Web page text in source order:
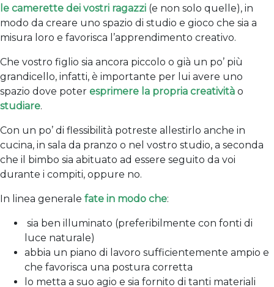
le camerette dei vostri ragazzi (e non solo quelle), in
modo da creare uno spazio di studio e gioco che sia a
misura loro e favorisca l’apprendimento creativo.
Che vostro figlio sia ancora piccolo o già un po’ più
grandicello, infatti, è importante per lui avere uno
spazio dove poter esprimere la propria creatività o
studiare.
Con un po’ di flessibilità potreste allestirlo anche in
cucina, in sala da pranzo o nel vostro studio, a seconda
che il bimbo sia abituato ad essere seguito da voi
durante i compiti, oppure no.
In linea generale fate in modo che:
sia ben illuminato (preferibilmente con fonti di
luce naturale)
abbia un piano di lavoro sufficientemente ampio e
che favorisca una postura corretta
lo metta a suo agio e sia fornito di tanti materiali